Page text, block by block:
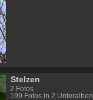
Stelzen
2 Fotos
199 Fotos in 2 Unteralben